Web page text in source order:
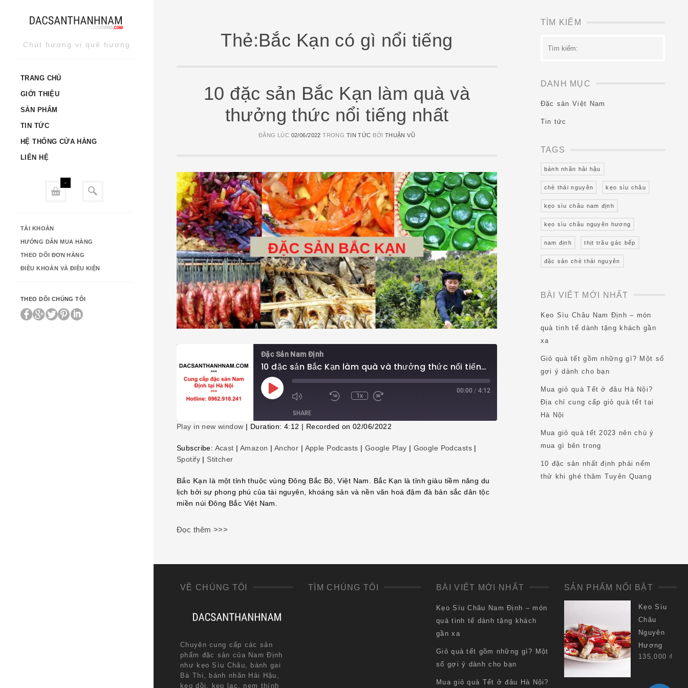
Chút hương vị quê hương
TRANG CHỦ
GIỚI THIỆU
SẢN PHẨM
TIN TỨC
HỆ THỐNG CỬA HÀNG
LIÊN HỆ
-
TÀI KHOẢN
HƯỚNG DẪN MUA HÀNG
THEO DÕI ĐƠN HÀNG
ĐIỀU KHOẢN VÀ ĐIỀU KIỆN
THEO DÕI CHÚNG TÔI
Thẻ:Bắc Kạn có gì nổi tiếng
10 đặc sản Bắc Kạn làm quà và
thưởng thức nổi tiếng nhất
ĐĂNG LÚC 02/06/2022 TRONG TIN TỨC BỞI THUẬN VŨ
Đặc Sản Nam Định
10 đặc sản Bắc Kạn làm quà và thưởng thức nổi tiếng nhất
Play
Episode
1x
00:00 / 4:12
SHARE
LINK
EMBED
Play in new window | Duration: 4:12 | Recorded on 02/06/2022
Subscribe: Acast | Amazon | Anchor | Apple Podcasts | Google Play | Google Podcasts|
Spotify| Stitcher
Bắc Kạn là một tỉnh thuộc vùng Đông Bắc Bộ, Việt Nam. Bắc Kạn là tỉnh giàu tiềm năng du
lịch bởi sự phong phú của tài nguyên, khoáng sản và nền văn hoá đậm đà bản sắc dân tộc
miền núi Đông Bắc Việt Nam.
Đọc thêm >>>
TÌM KIẾM
kiếm:
DANH MỤC
Đặc sản Việt Nam
Tin tức
TAGS
bánh nhãn hải hậu
chè thái nguyên kẹo sìu châu
kẹo sìu châu nam định
kẹo sìu châu nguyên hương
nam định thịt trâu gác bếp
đặc sản chè thái nguyên
BÀI VIẾT MỚI NHẤT
Kẹo Sìu Châu Nam Định – món
quà tinh tế dành tặng khách gần
xa
Giỏ quà tết gồm những gì? Một số
gợi ý dành cho bạn
Mua giỏ quà Tết ở đâu Hà Nội?
Địa chỉ cung cấp giỏ quà tết tại
Hà Nội
Mua giỏ quà tết 2023 nên chú ý
mua gì bên trong
10 đặc sản nhất định phải nếm
thử khi ghé thăm Tuyên Quang
VỀ CHÚNG TÔI
Chuyên cung cấp các sản
phẩm đặc sản của Nam Định
như kẹo Sìu Châu, bánh gai
Bà Thi, bánh nhãn Hải Hậu,
kẹo dồi, kẹo lạc, nem thính
TÌM CHÚNG TÔI BÀI VIẾT MỚI NHẤT
Kẹo Sìu Châu Nam Định – món
quà tinh tế dành tặng khách
gần xa
Giỏ quà tết gồm những gì? Một
số gợi ý dành cho bạn
Mua giỏ quà Tết ở đâu Hà Nội?
SẢN PHẨM NỔI BẬT
Kẹo Sìu
Châu
Nguyên
Hương
135,000 ₫